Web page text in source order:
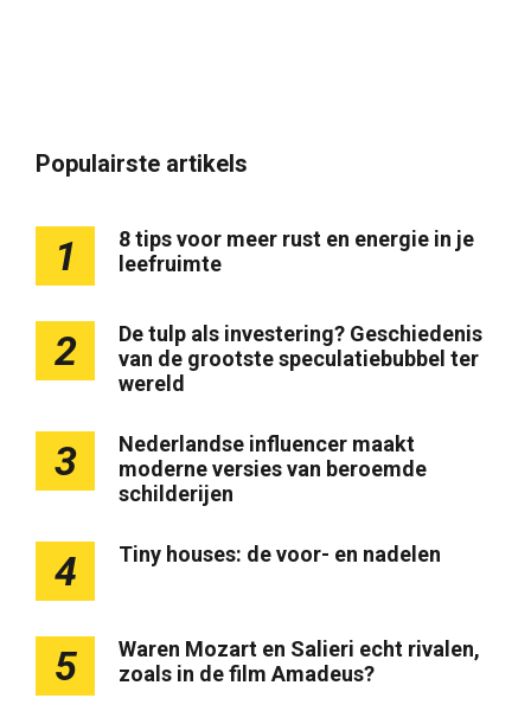
Populairste artikels
1
8 tips voor meer rust en energie in je
leefruimte
2
De tulp als investering? Geschiedenis
van de grootste speculatiebubbel ter
wereld
3
Nederlandse influencer maakt
moderne versies van beroemde
schilderijen
4 Tiny houses: de voor- en nadelen
5
Waren Mozart en Salieri echt rivalen,
zoals in de film Amadeus?